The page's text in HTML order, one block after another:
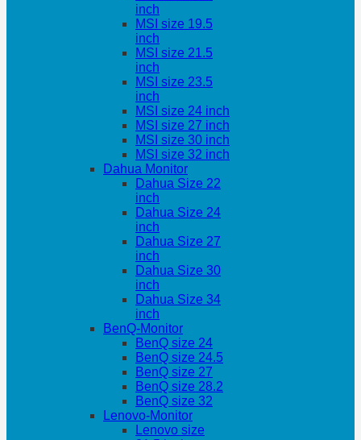
inch
MSI size 19.5
inch
MSI size 21.5
inch
MSI size 23.5
inch
MSI size 24 inch
MSI size 27 inch
MSI size 30 inch
MSI size 32 inch
Dahua Monitor
Dahua Size 22
inch
Dahua Size 24
inch
Dahua Size 27
inch
Dahua Size 30
inch
Dahua Size 34
inch
BenQ-Monitor
BenQ size 24
BenQ size 24.5
BenQ size 27
BenQ size 28.2
BenQ size 32
Lenovo-Monitor
Lenovo size